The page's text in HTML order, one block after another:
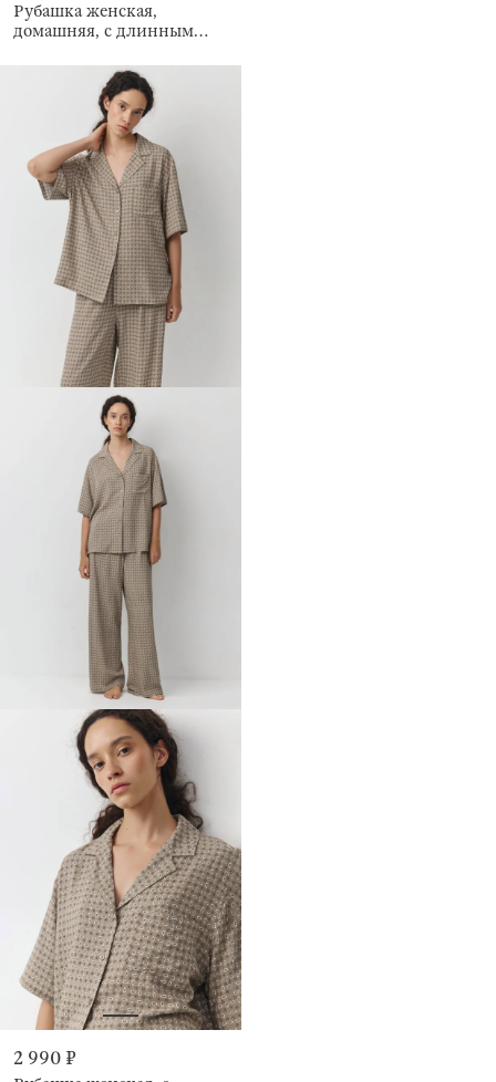
Рубашка женская,
домашняя, с длинным
2 990 ₽